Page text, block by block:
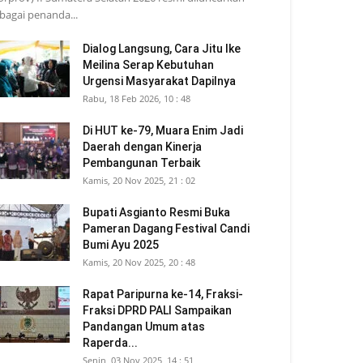
penanda...
Dialog Langsung, Cara Jitu Ike
Meilina Serap Kebutuhan
Urgensi Masyarakat Dapilnya
Rabu, 18 Feb 2026, 10 : 48
Di HUT ke-79, Muara Enim Jadi
Daerah dengan Kinerja
Pembangunan Terbaik
Kamis, 20 Nov 2025, 21 : 02
Bupati Asgianto Resmi Buka
Pameran Dagang Festival Candi
Bumi Ayu 2025
Kamis, 20 Nov 2025, 20 : 48
Rapat Paripurna ke-14, Fraksi-
Fraksi DPRD PALI Sampaikan
Pandangan Umum atas
Raperda...
Senin, 03 Nov 2025, 14 : 51